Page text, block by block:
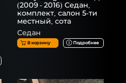
(2009 - 2016) Седан,
комплект, салон 5-ти
местный, сота
Седан
В корзину Подробнее